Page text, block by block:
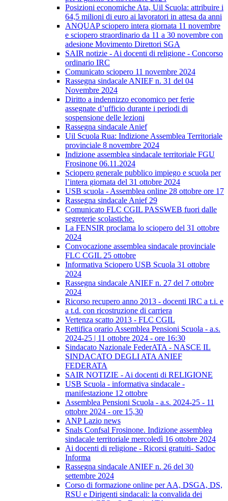
Posizioni economiche Ata, Uil Scuola: attribuire i
64,5 milioni di euro ai lavoratori in attesa da anni
ANQUAP sciopero intera giornata 11 novembre
e sciopero straordinario da 11 a 30 novembre con
adesione Movimento Direttori SGA
SAIR notizie - Ai docenti di religione - Concorso
ordinario IRC
Comunicato sciopero 11 novembre 2024
Rassegna sindacale ANIEF n. 31 del 04
Novembre 2024
Diritto a indennizzo economico per ferie
assegnate d’ufficio durante i periodi di
sospensione delle lezioni
Rassegna sindacale Anief
Uil Scuola Rua: Indizione Assemblea Territoriale
provinciale 8 novembre 2024
Indizione assemblea sindacale territoriale FGU
Frosinone 06.11.2024
Sciopero generale pubblico impiego e scuola per
l’intera giornata del 31 ottobre 2024
USB scuola - Assemblea online 28 ottobre ore 17
Rassegna sindacale Anief 29
Comunicato FLC CGIL PASSWEB fuori dalle
segreterie scolastiche.
La FENSIR proclama lo sciopero del 31 ottobre
2024
Convocazione assemblea sindacale provinciale
FLC CGIL 25 ottobre
Informativa Sciopero USB Scuola 31 ottobre
2024
Rassegna sindacale ANIEF n. 27 del 7 ottobre
2024
Ricorso recupero anno 2013 - docenti IRC a t.i. e
a t.d. con ricostruzione di carriera
Vertenza scatto 2013 - FLC CGIL
Rettifica orario Assemblea Pensioni Scuola - a.s.
2024-25 | 11 ottobre 2024 - ore 16:30
Sindacato Nazionale FederATA - NASCE IL
SINDACATO DEGLI ATA ANIEF
FEDERATA
SAIR NOTIZIE - Ai docenti di RELIGIONE
USB Scuola - informativa sindacale -
manifestazione 12 ottobre
Assemblea Pensioni Scuola - a.s. 2024-25 - 11
ottobre 2024 - ore 15,30
ANP Lazio news
Snals Confsal Frosinone. Indizione assemblea
sindacale territoriale mercoledì 16 ottobre 2024
Ai docenti di religione - Ricorsi gratuiti- Sadoc
Informa
Rassegna sindacale ANIEF n. 26 del 30
settembre 2024
Corso di formazione online per AA, DSGA, DS,
RSU e Dirigenti sindacali: la convalida dei